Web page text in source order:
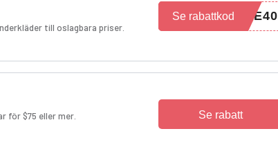
till oslagbara priser.
VE40
Se rabattkod
för $75 eller mer. Se rabatt